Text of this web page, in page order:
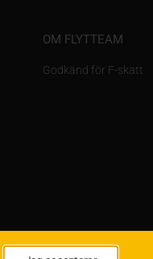
OM FLYTTEAM
Godkänd för F-skatt